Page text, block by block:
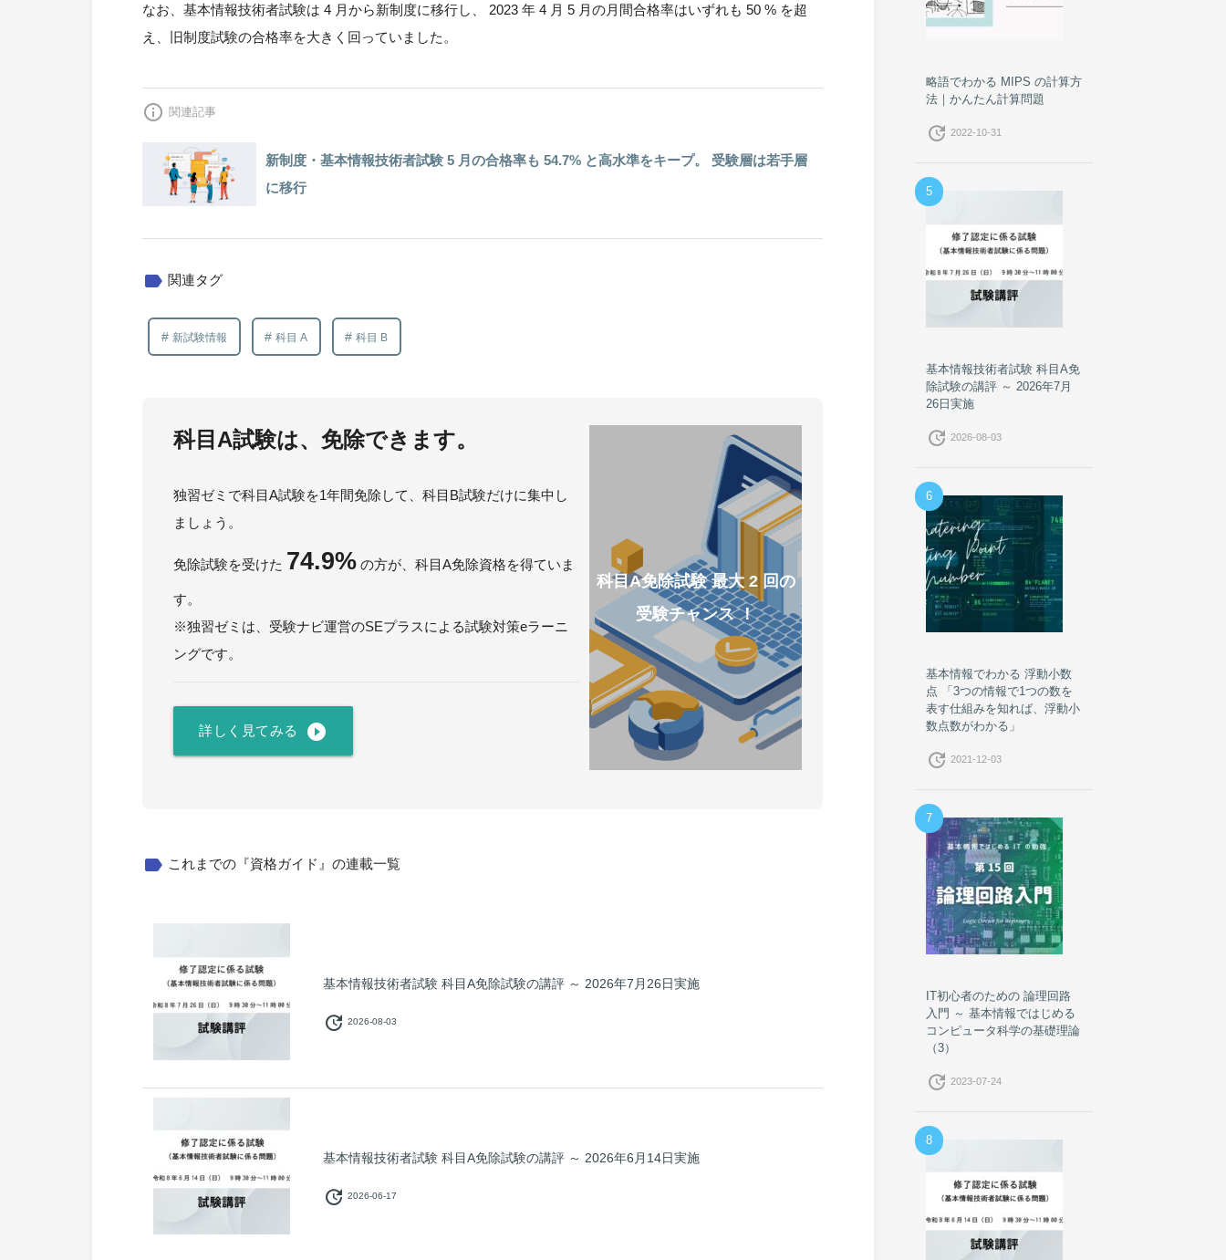
なお、基本情報技術者試験は 4 月から新制度に移行し、 2023 年 4 月 5 月の月間合格率はいずれも 50 % を超
え、旧制度試験の合格率を大きく回っていました。
info_outline 関連記事
新制度・基本情報技術者試験 5 月の合格率も 54.7% と高水準をキープ。 受験層は若手層
に移行
label 関連タグ
新試験情報 科目 A 科目 B
科目A試験は、免除できます。
独習ゼミで科目A試験を1年間免除して、科目B試験だけに集中し
ましょう。
免除試験を受けた 74.9% の方が、科目A免除資格を得ていま
す。
※独習ゼミは、受験ナビ運営のSEプラスによる試験対策eラーニ
ングです。
詳しく見てみる play_circle_filled
科目A免除試験 最大 2 回の
受験チャンス ！
label これまでの『資格ガイド』の連載一覧
基本情報技術者試験 科目A免除試験の講評 ～ 2026年7月26日実施
update 2026-08-03
基本情報技術者試験 科目A免除試験の講評 ～ 2026年6月14日実施
update 2026-06-17
略語でわかる MIPS の計算方
法｜かんたん計算問題
update 2022-10-31
5
基本情報技術者試験 科目A免
除試験の講評 ～ 2026年7月
26日実施
update 2026-08-03
6
基本情報でわかる 浮動小数
点 「3つの情報で1つの数を
表す仕組みを知れば、浮動小
数点数がわかる」
update 2021-12-03
7
IT初心者のための 論理回路
入門 ～ 基本情報ではじめる
コンピュータ科学の基礎理論
（3）
update 2023-07-24
8